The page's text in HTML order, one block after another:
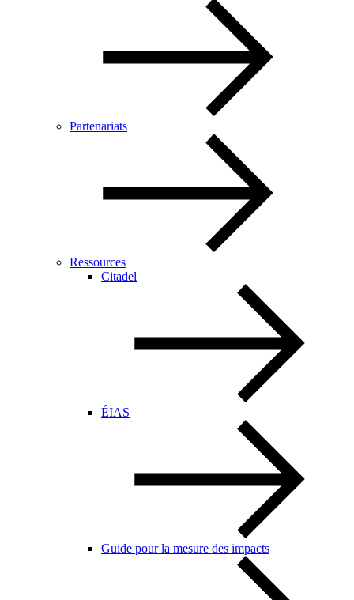
Partenariats
Ressources
Citadel
ÉIAS
Guide pour la mesure des impacts